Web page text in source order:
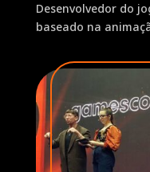
Desenvolvedor do
baseado na